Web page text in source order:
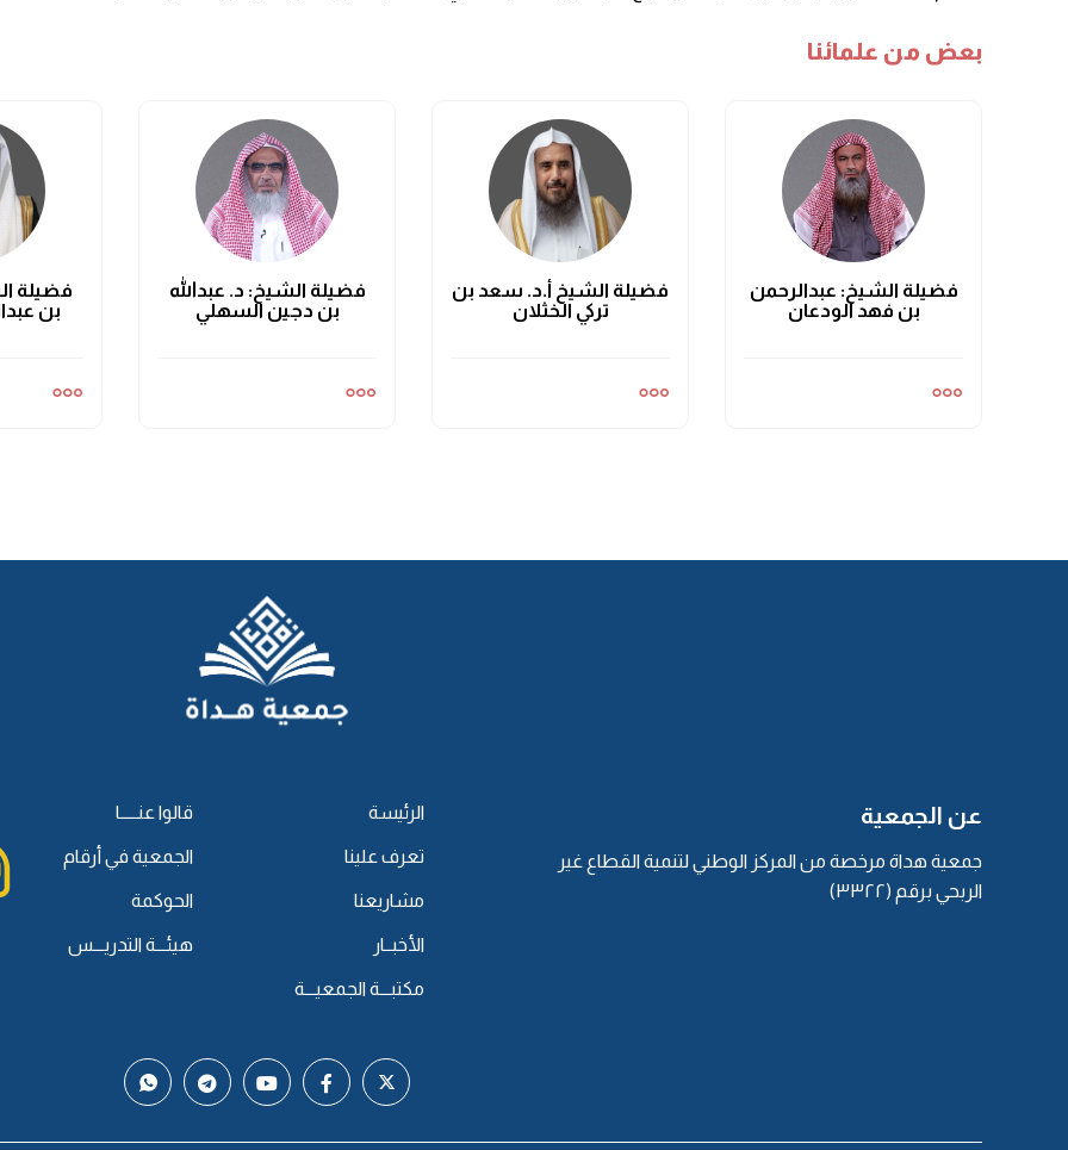
بعض من علمائنا
فضيلة الشيخ: عبدالرحمن
بن فهد الودعان
فضيلة الشيخ أ.د. سعد بن
تركي الخثلان
فضيلة الشيخ: د. عبدالله
بن دجين السهلي
فضيلة
بن
عن الجمعية
جمعية هداة مرخصة من المركز الوطني لتنمية القطاع غير
الربحي برقم (٣٣٢٢)
الرئيسة
تعرف علينا
مشاريعنا
الأخبــار
مكتبـــة الجمعيـــة
قالوا عنـــــا
الجمعية في أرقام
الحوكمة
هيئـــة التدريـــس